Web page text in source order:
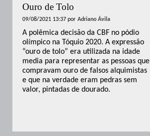
Ouro de Tolo
09/08/2021 13:37 por Adriano Ávila
A polêmica decisão da CBF no pódio
olímpico na Tóquio 2020. A expressão
“ouro de tolo” era utilizada na idade
media para representar as pessoas que
compravam ouro de falsos alquimistas
e que na verdade eram pedras sem
valor, pintadas de dourado.